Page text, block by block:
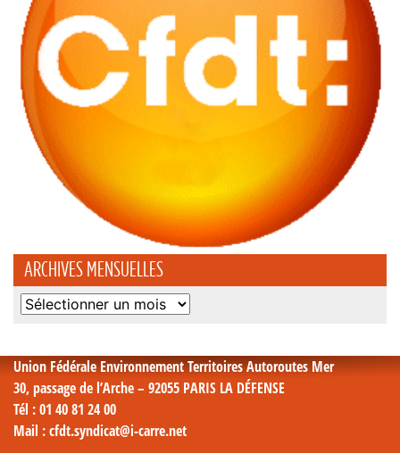
ARCHIVES MENSUELLES
Archives
Union Fédérale Environnement Territoires Autoroutes Mer
30, passage de l’Arche – 92055 PARIS LA DÉFENSE
Tél : 01 40 81 24 00
Mail : cfdt.syndicat@i-carre.net